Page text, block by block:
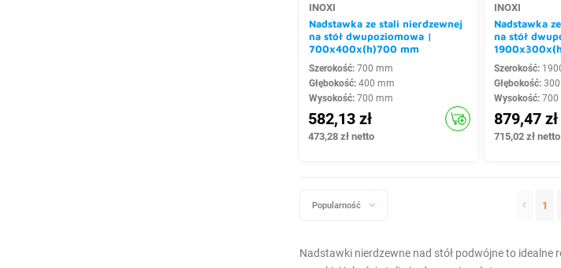
INOXI
Nadstawka ze stali nierdzewnej
na stół dwupoziomowa |
700x400x(h)700 mm
Szerokość: 700 mm
Głębokość: 400 mm
Wysokość: 700 mm
582,13 zł
473,28 zł netto
INOXI
Nadstawka
na stół
Szerokość:
Głębokość:
Wysokość: 700
879,47 zł
715,02 zł netto
Popularność 1
Nadstawki nierdzewne nad stół podwójne to